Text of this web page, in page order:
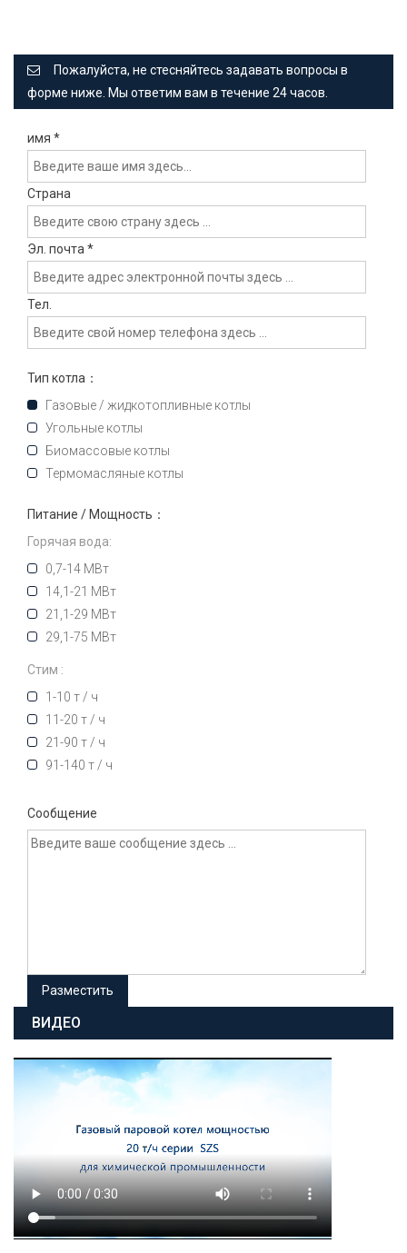
Пожалуйста, не стесняйтесь задавать вопросы в
форме ниже. Мы ответим вам в течение 24 часов.
имя *
Страна
Эл. почта *
Тел.
Тип котла：
Газовые / жидкотопливные котлы
Угольные котлы
Биомассовые котлы
Термомасляные котлы
Питание / Мощность：
Горячая вода:
0,7-14 МВт
14,1-21 МВт
21,1-29 МВт
29,1-75 МВт
Стим :
1-10 т / ч
11-20 т / ч
21-90 т / ч
91-140 т / ч
Сообщение
ВИДЕО